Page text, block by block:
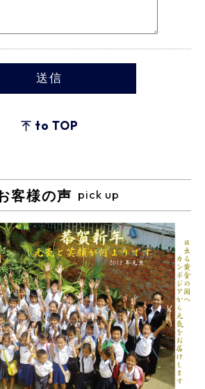
to TOP
客様の声 pick up